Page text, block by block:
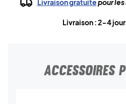
Livraison gratuitepour les
Livraison : 2-4
ACCESSOIRES